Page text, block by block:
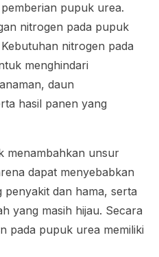
pupuk urea.
nitrogen pada pupuk
nitrogen pada
menghindari
daun
hasil panen yang
menambahkan unsur
dapat menyebabkan
dan hama, serta
yang masih hijau. Secara
pada pupuk urea memiliki